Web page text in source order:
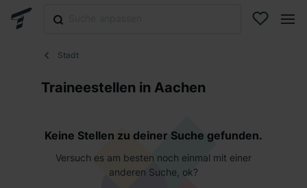
Stadt
Traineestellen in Aachen
Keine Stellen zu deiner Suche gefunden.
Versuch es am besten noch einmal mit einer
anderen Suche, ok?